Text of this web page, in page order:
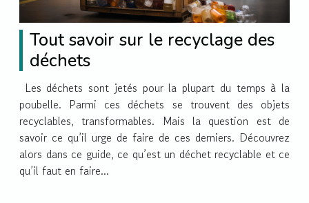
Tout savoir sur le recyclage des
déchets
Les déchets sont jetés pour la plupart du temps à la
poubelle. Parmi ces déchets se trouvent des objets
recyclables, transformables. Mais la question est de
savoir ce qu’il urge de faire de ces derniers. Découvrez
alors dans ce guide, ce qu’est un déchet recyclable et ce
qu’il faut en faire...